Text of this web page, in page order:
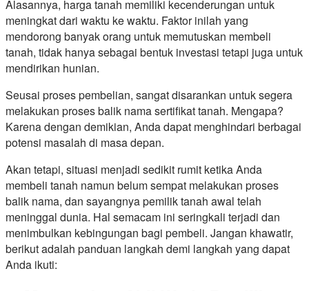
Alasannya, harga tanah memiliki kecenderungan untuk
meningkat dari waktu ke waktu. Faktor inilah yang
mendorong banyak orang untuk memutuskan membeli
tanah, tidak hanya sebagai bentuk investasi tetapi juga untuk
mendirikan hunian.
Seusai proses pembelian, sangat disarankan untuk segera
melakukan proses balik nama sertifikat tanah. Mengapa?
Karena dengan demikian, Anda dapat menghindari berbagai
potensi masalah di masa depan.
Akan tetapi, situasi menjadi sedikit rumit ketika Anda
membeli tanah namun belum sempat melakukan proses
balik nama, dan sayangnya pemilik tanah awal telah
meninggal dunia. Hal semacam ini seringkali terjadi dan
menimbulkan kebingungan bagi pembeli. Jangan khawatir,
berikut adalah panduan langkah demi langkah yang dapat
Anda ikuti: